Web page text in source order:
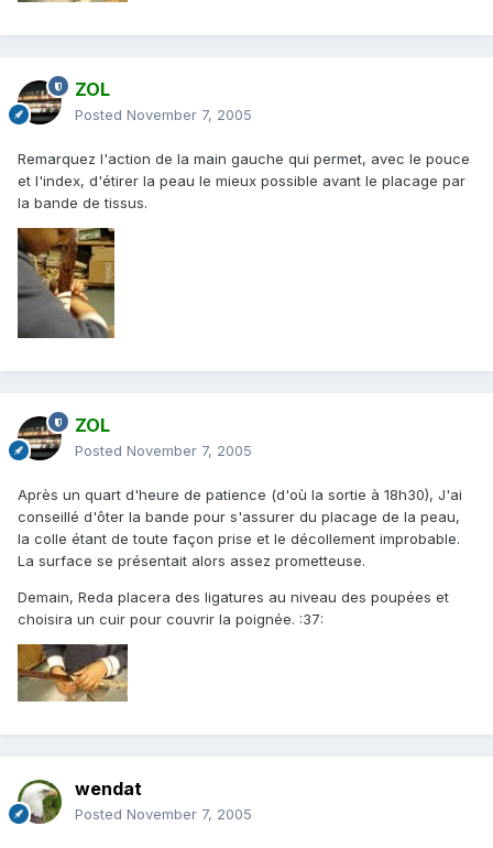
ZOL
Posted November 7, 2005
Remarquez l'action de la main gauche qui permet, avec le pouce
et l'index, d'étirer la peau le mieux possible avant le placage par
la bande de tissus.
ZOL
Posted November 7, 2005
Après un quart d'heure de patience (d'où la sortie à 18h30), J'ai
conseillé d'ôter la bande pour s'assurer du placage de la peau,
la colle étant de toute façon prise et le décollement improbable.
La surface se présentait alors assez prometteuse.
Demain, Reda placera des ligatures au niveau des poupées et
choisira un cuir pour couvrir la poignée. :37:
wendat
Posted November 7, 2005